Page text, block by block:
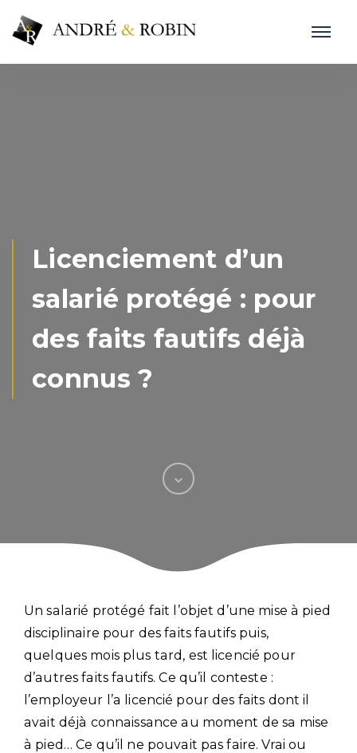
Licenciement d’un
salarié protégé : pour
des faits fautifs déjà
connus ?
Un salarié protégé fait l’objet d’une mise à pied
disciplinaire pour des faits fautifs puis,
quelques mois plus tard, est licencié pour
d’autres faits fautifs. Ce qu’il conteste :
l’employeur l’a licencié pour des faits dont il
avait déjà connaissance au moment de sa mise
à pied… Ce qu’il ne pouvait pas faire. Vrai ou